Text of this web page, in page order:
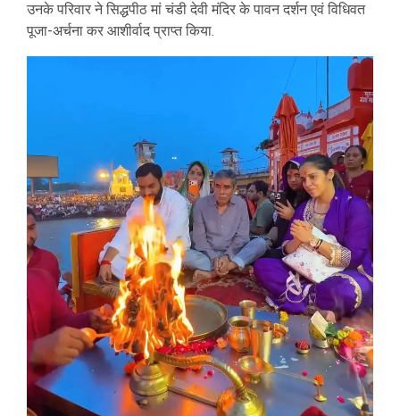
उनके परिवार ने सिद्धपीठ मां चंडी देवी मंदिर के पावन दर्शन एवं विधिवत
पूजा-अर्चना कर आशीर्वाद प्राप्त किया.